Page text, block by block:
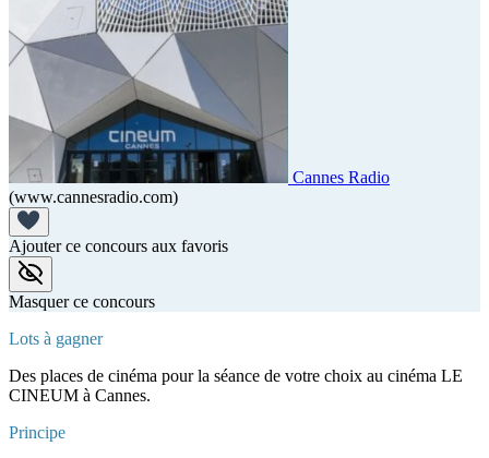
Cannes Radio
(www.cannesradio.com)
Ajouter ce concours aux favoris
Masquer ce concours
Lots à gagner
Des places de cinéma pour la séance de votre choix au cinéma LE
CINEUM à Cannes.
Principe